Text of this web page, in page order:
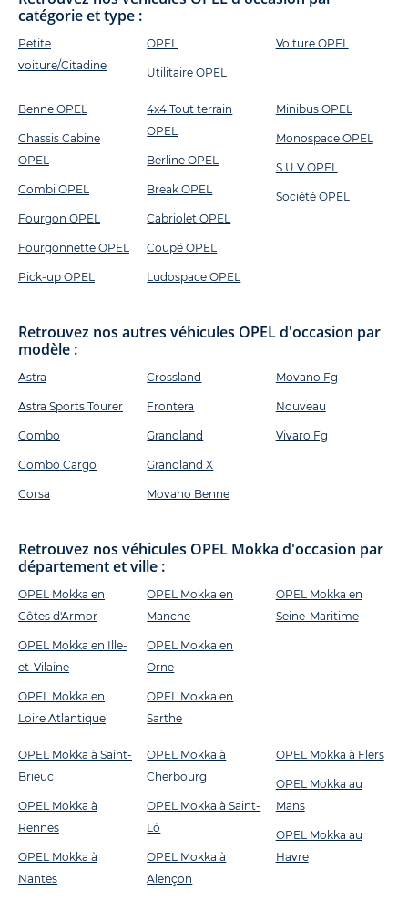
catégorie et type :
Petite
voiture/Citadine
OPEL
Utilitaire OPEL
Voiture OPEL
Benne OPEL
Chassis Cabine
OPEL
Combi OPEL
Fourgon OPEL
Fourgonnette OPEL
Pick-up OPEL
4x4 Tout terrain
OPEL
Berline OPEL
Break OPEL
Cabriolet OPEL
Coupé OPEL
Ludospace OPEL
Minibus OPEL
Monospace OPEL
S.U.V OPEL
Société OPEL
Retrouvez nos autres véhicules OPEL d'occasion par
modèle :
Astra
Astra Sports Tourer
Combo
Combo Cargo
Corsa
Crossland
Frontera
Grandland
Grandland X
Movano Benne
Movano Fg
Nouveau
Vivaro Fg
Retrouvez nos véhicules OPEL Mokka d'occasion par
département et ville :
OPEL Mokka en
Côtes d'Armor
OPEL Mokka en Ille-
et-Vilaine
OPEL Mokka en
Loire Atlantique
OPEL Mokka en
Manche
OPEL Mokka en
Orne
OPEL Mokka en
Sarthe
OPEL Mokka en
Seine-Maritime
OPEL Mokka à Saint-
Brieuc
OPEL Mokka à
Rennes
OPEL Mokka à
Nantes
OPEL Mokka à
Cherbourg
OPEL Mokka à Saint-
Lô
OPEL Mokka à
Alençon
OPEL Mokka à Flers
OPEL Mokka au
Mans
OPEL Mokka au
Havre